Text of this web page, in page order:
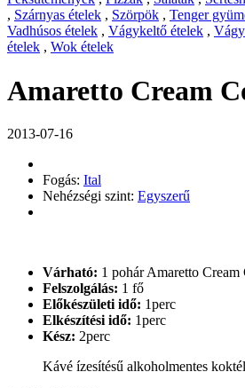
, Szárnyas ételek , Szörpök , Tenger
Vadhúsos ételek , Vágykeltő ételek ,
ételek , Wok ételek
Amaretto Cream
2013-07-16
Fogás: Ital
Nehézségi szint: Egyszerű
Várható: 1 pohár Amaretto Cream
Felszolgálás: 1 fő
Előkészületi idő: 1perc
Elkészítési idő: 1perc
Kész: 2perc
Kávé ízesítésű alkoholmentes